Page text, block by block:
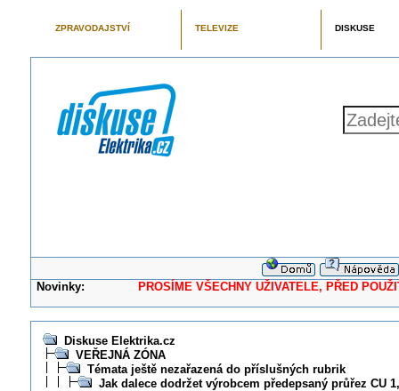
ZPRAVODAJSTVÍ TELEVIZE DISKUSE
Novinky: PROSÍME VŠECHNY UŽIVATELE, PŘED
Diskuse Elektrika.cz
VEŘEJNÁ ZÓNA
Témata ještě nezařazená do příslušných rubrik
Jak dalece dodržet výrobcem předepsaný průřez CU